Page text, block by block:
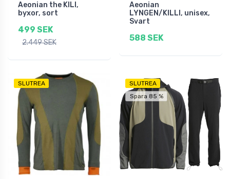
Aeonian the KILI,
byxor, sort
499 SEK
2.449 SEK
Aeonian
LYNGEN/KILLI, unisex,
Svart
588 SEK
SLUTREA
SLUTREA
Spara 85 %